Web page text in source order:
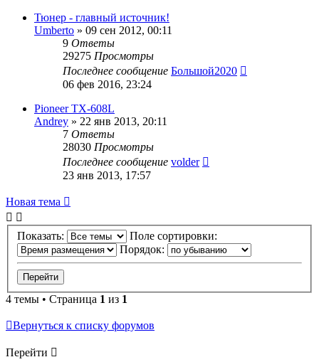
Тюнер - главный источник!
Umberto » 09 сен 2012, 00:11
9 Ответы
29275 Просмотры
Последнее сообщение Большой2020
06 фев 2016, 23:24
Pioneer TX-608L
Andrey » 22 янв 2013, 20:11
7 Ответы
28030 Просмотры
Последнее сообщение volder
23 янв 2013, 17:57
Новая тема
Показать:
Поле сортировки:
Порядок:
4 темы • Страница 1 из 1
Вернуться к списку форумов
Перейти